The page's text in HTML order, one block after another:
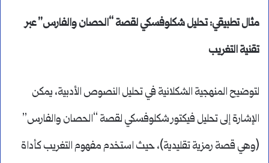
مثال تطبيقي: تحليل شكلوفسكي لقصة “الحصان والفارس” عبر
تقنية التغريب
لتوضيح المنهجية الشكلانية في تحليل النصوص الأدبية، يمكن
الإشارة إلى تحليل فيكتور شكلوفسكي لقصة “الحصان والفارس”
(وهي قصة رمزية تقليدية)، حيث استخدم مفهوم التغريب كأداة